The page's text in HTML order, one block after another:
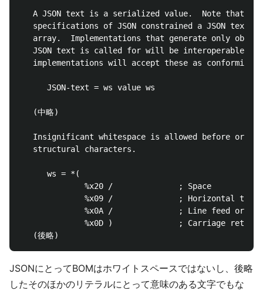
A JSON text is a serialized value.  Note that
specifications of JSON constrained a JSON text
array.  Implementations that generate only
JSON text is called for will be interoperable in
implementations will accept these as conforming
      JSON-text = ws value ws
   (中略)
Insignificant whitespace is allowed before or
   structural characters.
      ws = *(
              %x20 /              ; Space
              %x09 /              ; Horizontal tab
%x0A /              ; Line feed or
              %x0D )              ; Carriage return
JSONにとってBOMはホワイトスペースではないし、後略
したそのほかのリテラルにとって意味のある文字でもな